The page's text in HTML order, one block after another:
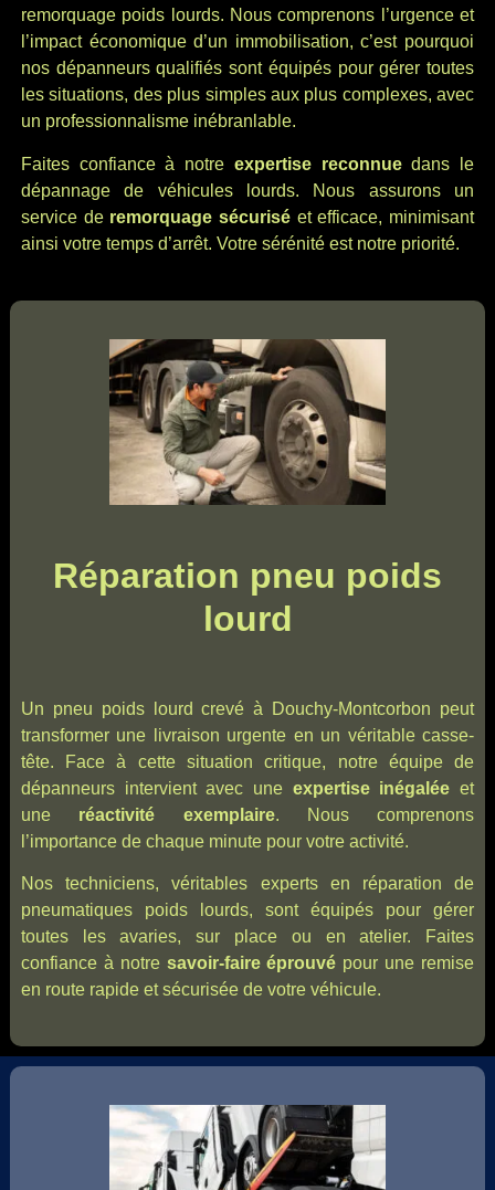
remorquage poids lourds. Nous comprenons l’urgence et
l’impact économique d’un immobilisation, c’est pourquoi
nos dépanneurs qualifiés sont équipés pour gérer toutes
les situations, des plus simples aux plus complexes, avec
un professionnalisme inébranlable.
Faites confiance à notre expertise reconnuedans le
dépannage de véhicules lourds. Nous assurons un
service de remorquage sécurisé et efficace, minimisant
ainsi votre temps d’arrêt. Votre sérénité est notre priorité.
Réparation pneu poids
lourd
Un pneu poids lourd crevé à Douchy-Montcorbon peut
transformer une livraison urgente en un véritable casse-
tête. Face à cette situation critique, notre équipe de
dépanneurs intervient avec une expertise inégalée et
une réactivité exemplaire. Nous comprenons
l’importance de chaque minute pour votre activité.
Nos techniciens, véritables experts en réparation de
pneumatiques poids lourds, sont équipés pour gérer
toutes les avaries, sur place ou en atelier. Faites
confiance à notre savoir-faire éprouvé pour une remise
en route rapide et sécurisée de votre véhicule.